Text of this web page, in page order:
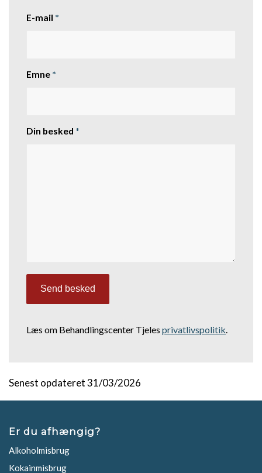
E-mail *
Emne *
Din besked *
Læs om Behandlingscenter Tjeles privatlivspolitik
Senest opdateret 31/03/2026
Er du afhængig?
Alkoholmisbrug
Kokainmisbrug